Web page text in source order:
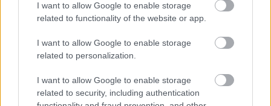
I want to allow Google to enable storage
related to functionality of the website or app.
I want to allow Google to enable storage
related to personalization.
I want to allow Google to enable storage
related to security, including authentication
Ακολουθήστε τοinsider.gr στο Google News
και μάθετε
πρώτοι όλες τιςειδήσειςαπό την Ελλάδα και τον κόσμο.